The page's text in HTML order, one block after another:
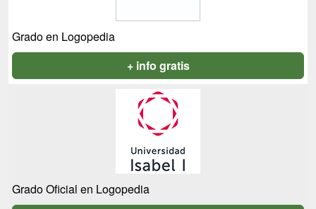
Grado en Logopedia
+ info gratis
Grado Oficial en Logopedia